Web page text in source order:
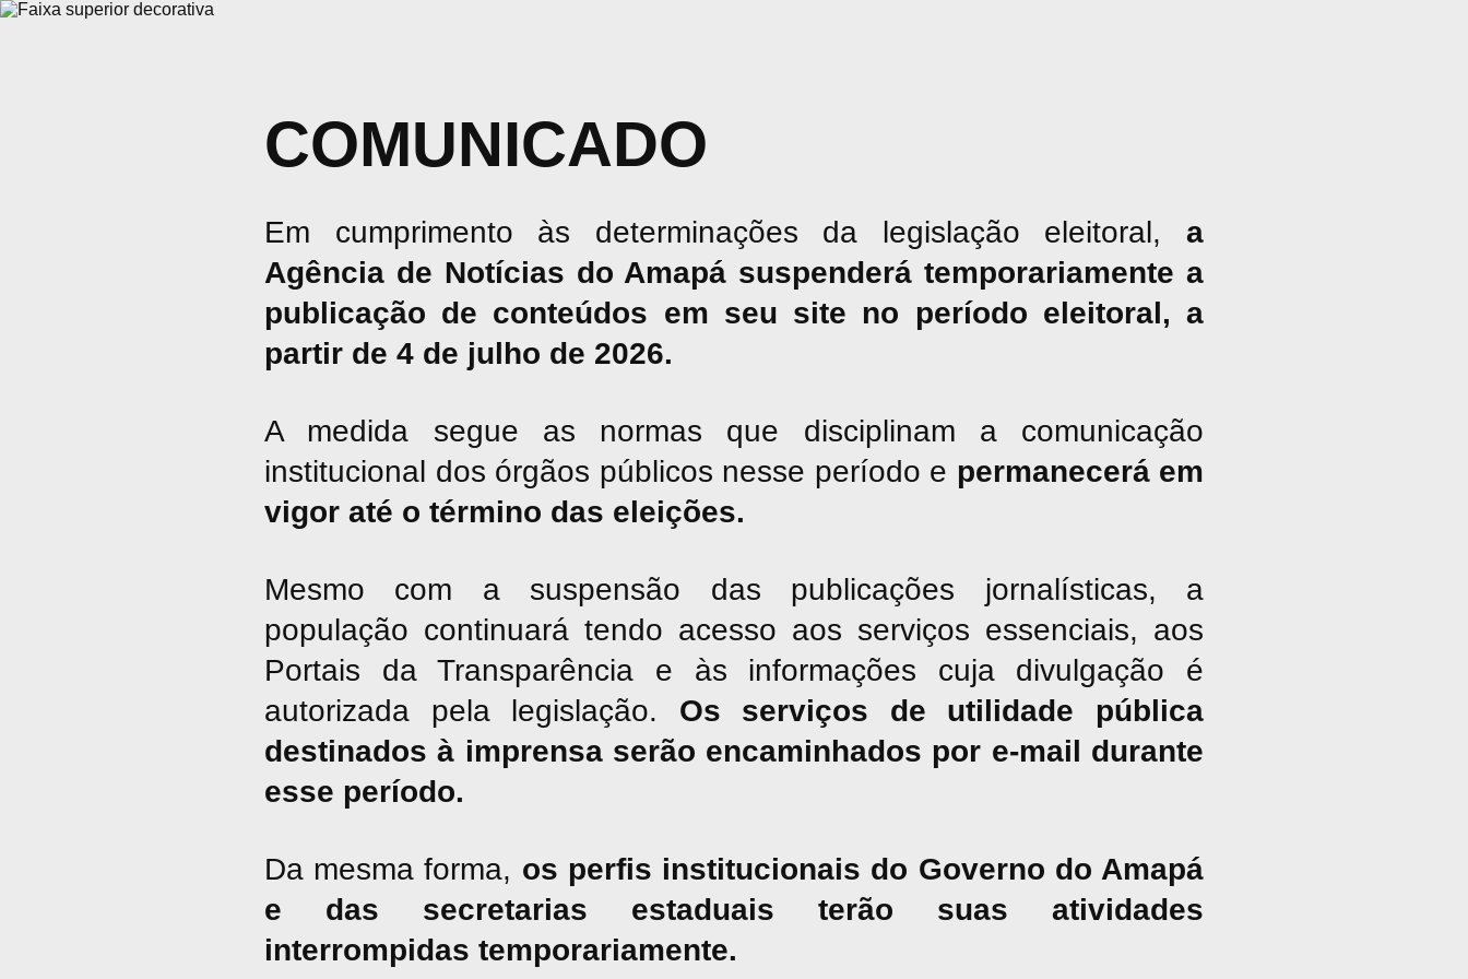
COMUNICADO
Em cumprimento às determinações da legislação eleitoral, a
Agência de Notícias do Amapá suspenderá temporariamente a
publicação de conteúdos em seu site no período eleitoral, a
partir de 4 de julho de 2026.
A medida segue as normas que disciplinam a comunicação
institucional dos órgãos públicos nesse período e permanecerá em
vigor até o término das eleições.
Mesmo com a suspensão das publicações jornalísticas, a
população continuará tendo acesso aos serviços essenciais, aos
Portais da Transparência e às informações cuja divulgação é
autorizada pela legislação. Os serviços de utilidade pública
destinados à imprensa serão encaminhados por e-mail durante
esse período.
Da mesma forma, os perfis institucionais do Governo do Amapá
e das secretarias estaduais terão suas atividades
interrompidas temporariamente.